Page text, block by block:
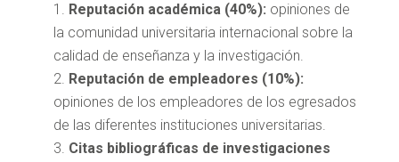
Reputación académica (40%): opiniones de
la comunidad universitaria internacional sobre la
calidad de enseñanza y la investigación.
Reputación de empleadores (10%):
opiniones de los empleadores de los egresados
de las diferentes instituciones universitarias.
Citas bibliográficas de investigaciones